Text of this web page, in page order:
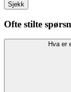
Sjekk
Ofte stilte
Hva er